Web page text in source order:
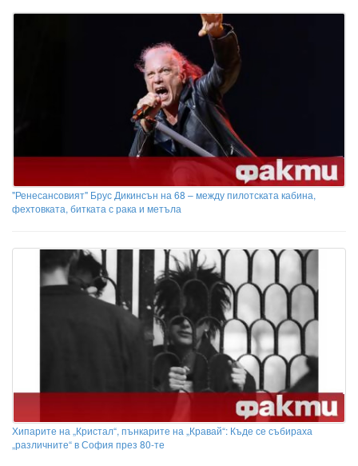
"Ренесансовият" Брус Дикинсън на 68 – между пилотската кабина,
фехтовката, битката с рака и метъла
Хипарите на „Кристал“, пънкарите на „Кравай“: Къде се събираха
„различните“ в София през 80-те